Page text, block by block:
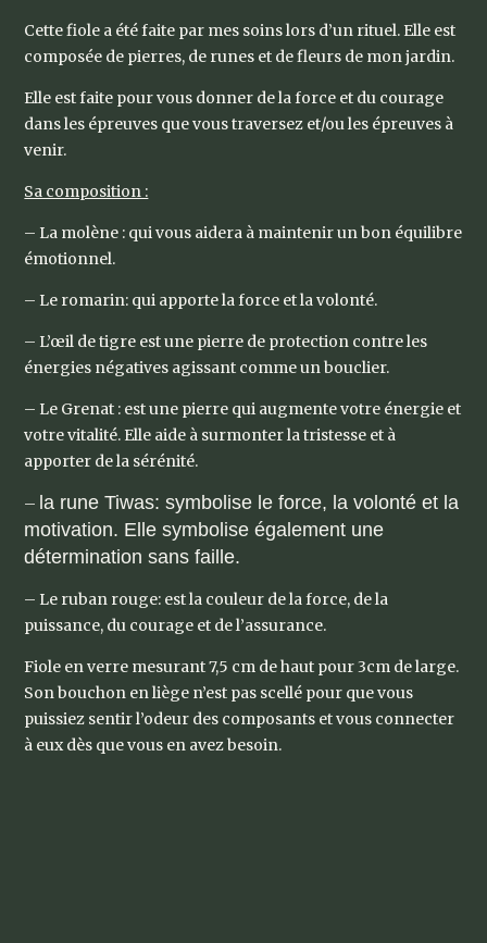
Cette fiole a été faite par mes soins lors d’un rituel. Elle est
composée de pierres, de runes et de fleurs de mon jardin.
Elle est faite pour vous donner de la force et du courage
dans les épreuves que vous traversez et/ou les épreuves à
venir.
Sa composition :
– La molène : qui vous aidera à maintenir un bon équilibre
émotionnel.
– Le romarin: qui apporte la force et la volonté.
– L’œil de tigre est une pierre de protection contre les
énergies négatives agissant comme un bouclier.
– Le Grenat : est une pierre qui augmente votre énergie et
votre vitalité. Elle aide à surmonter la tristesse et à
apporter de la sérénité.
– la rune Tiwas: symbolise le force, la volonté et la
motivation. Elle symbolise également une
détermination sans faille.
– Le ruban rouge: est la couleur de la force, de la
puissance, du courage et de l’assurance.
Fiole en verre mesurant 7,5 cm de haut pour 3cm de large.
Son bouchon en liège n’est pas scellé pour que vous
puissiez sentir l’odeur des composants et vous connecter
à eux dès que vous en avez besoin.